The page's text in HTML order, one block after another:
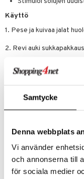
Samtycke
Denna webbplats
Vi använder
och annonserna till
för sociala medier
Käyttö
1. Pese ja kuivaa jalat
2. Revi auki
3. Laita sukat jalkaan,
tuntia.
4. Ota sukat pois ja
Ainesosat
Acryloyldimethyltaurate/
Hydrogenated Castor
Salicylic Acid, Butylene
Disodium EDTA,
Malus (Apple) Fruit